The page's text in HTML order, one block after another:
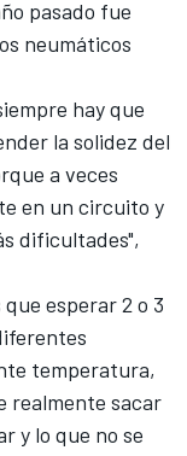
pasado fue
neumáticos
hay que
la solidez del
a veces
en un circuito y
dificultades",
esperar 2 o 3
temperatura,
realmente sacar
y lo que no se